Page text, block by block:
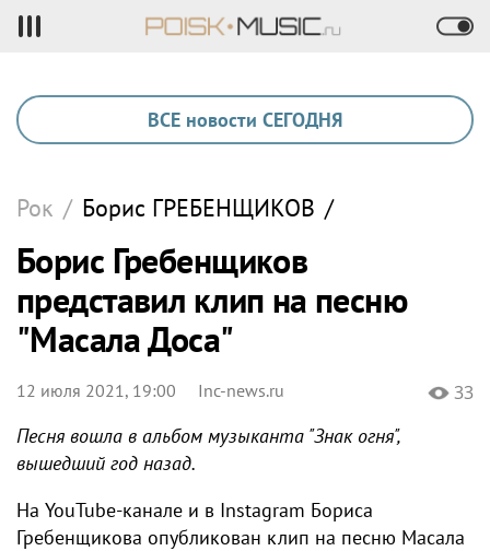
ВСЕ новости СЕГОДНЯ
Рок / Борис ГРЕБЕНЩИКОВ /
Борис Гребенщиков
представил клип на песню
"Масала Доса"
12 июля 2021, 19:00 Inc-news.ru 33
Песня вошла в альбом музыканта "Знак огня",
вышедший год назад.
На YouTube-канале и в Instagram Бориса
Гребенщикова опубликован клип на песню Масала